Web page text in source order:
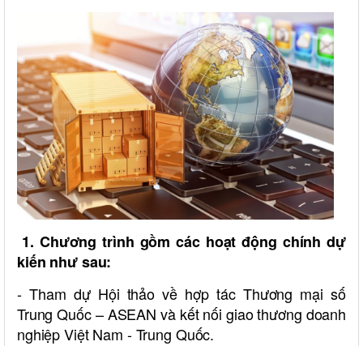
1. Chương trình gồm các hoạt động chính dự
kiến như sau:
- Tham dự Hội thảo về hợp tác Thương mại số
Trung Quốc – ASEAN và kết nối giao thương doanh
nghiệp Việt Nam - Trung Quốc.